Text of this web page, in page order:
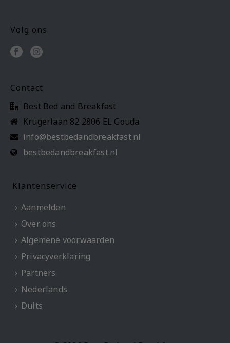
Volg ons
Contact
Best Bed and Breakfast
Krugerlaan 82 2806 EL Gouda
info@bestbedandbreakfast.nl
bestbedandbreakfast.nl
Klantenservice
Aanmelden
Over ons
Algemene voorwaarden
Privacyverklaring
Partners
Nederlands
Duits